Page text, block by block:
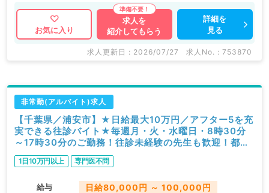
お気に入り
求人を
紹介してもらう
詳細を
見る
求人更新日 : 2026/07/27 求人No. : 753870
非常勤(アルバイト)求人
【千葉県／浦安市】★日給最大10万円／アフター5を充
実できる往診バイト★毎週月・火・水曜日・8時30分
～17時30分のご勤務！往診未経験の先生も歓迎！都内
からも通勤便利です（内科系／非常勤）
1日10万円以上 専門医不問
給与 日給80,000円 ～ 100,000円